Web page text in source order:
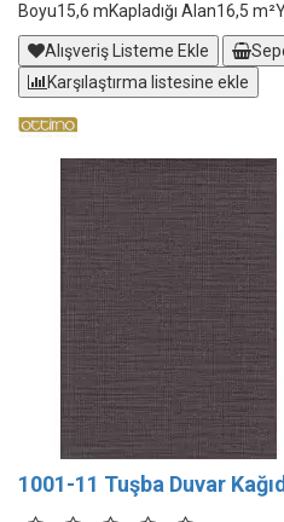
Boyu15,6 mKapladığı Alan16,5
Alışveriş Listeme Ekle
Karşılaştırma listesine ekle
1001-11 Tuşba Duvar